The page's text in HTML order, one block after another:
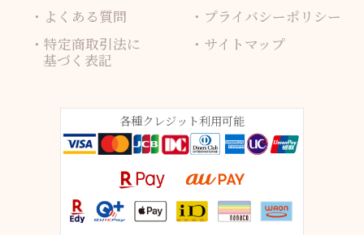
よくある質問
プライバシーポリシー
特定商取引法に
基づく表記
サイトマップ
各種クレジット利用可能